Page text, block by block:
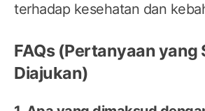
terhadap kesehatan dan
FAQs (Pertanyaan yang
Diajukan)